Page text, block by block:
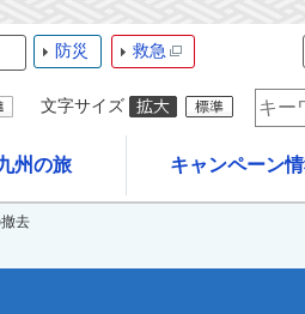
防災 救急
文字サイズ
検
索
ー
州の旅 キャンペーン
去